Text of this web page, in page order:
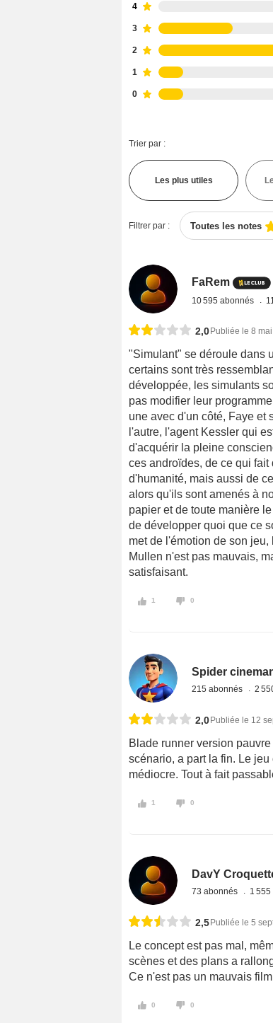
4
3
2
1
0
Trier par :
Les plus utiles
Filtrer par : Toutes les notes
FaRem
10 595 abonnés
2,0 Publiée le 8
"Simulant" se déroule dans
certains sont très
développée, les simulants
pas modifier leur
une avec d'un côté, Faye et
l'autre, l'agent Kessler qui
d'acquérir la pleine
ces androïdes, de ce qui
d'humanité, mais aussi de
alors qu'ils sont amenés à
papier et de toute manière
de développer quoi que ce
met de l'émotion de son
Mullen n'est pas mauvais,
satisfaisant.
1 0
Spider
215 abonnés 2
2,0Publiée le 12
Blade runner version
scénario, a part la fin. Le
médiocre. Tout à fait
1 0
DavY
73 abonnés 1
2,5Publiée le 5
Le concept est pas mal,
scènes et des plans a
Ce n'est pas un mauvais
0 0